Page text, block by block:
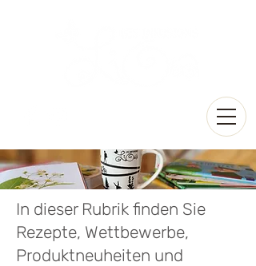
In dieser Rubrik finden Sie
Rezepte, Wettbewerbe,
Produktneuheiten und